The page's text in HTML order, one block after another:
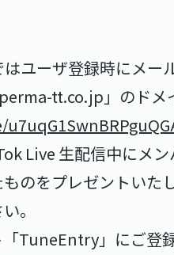
ユーザ登録時にメー
tt.co.jp」のド
Live 生配信中にメ
のをプレゼントい
。
TuneEntry」にご登